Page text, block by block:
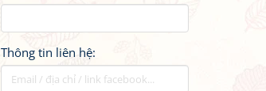
Thông tin liên hệ: